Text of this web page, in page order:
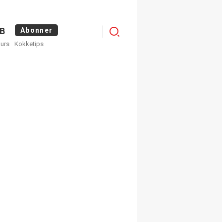
Abonner
Kokketips
Logg